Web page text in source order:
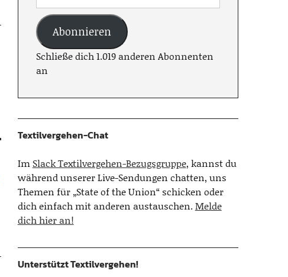
Abonnieren
Schließe dich 1.019 anderen Abonnenten
an
Textilvergehen-Chat
Im Slack Textilvergehen-Bezugsgruppe, kannst du
während unserer Live-Sendungen chatten, uns
Themen für „State of the Union“ schicken oder
dich einfach mit anderen austauschen.Melde
dich hier an!
Unterstützt Textilvergehen!